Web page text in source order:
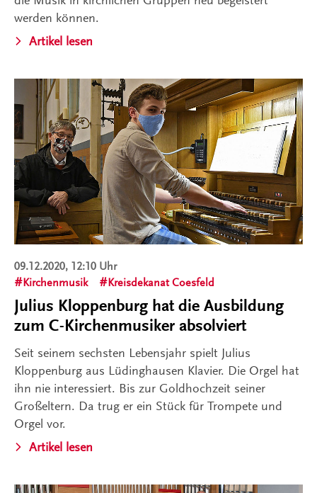
werden können.
Artikel lesen
09.12.2020, 12:10 Uhr
Kirchenmusik
Kreisdekanat Coesfeld
Julius Kloppenburg hat die Ausbildung
zum C-Kirchenmusiker absolviert
Seit seinem sechsten Lebensjahr spielt Julius
Kloppenburg aus Lüdinghausen Klavier. Die Orgel hat
ihn nie interessiert. Bis zur Goldhochzeit seiner
Großeltern. Da trug er ein Stück für Trompete und
Orgel vor.
Artikel lesen